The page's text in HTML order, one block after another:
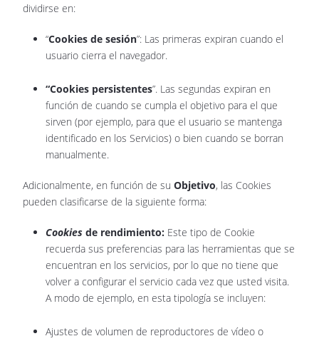
dividirse en:
“Cookies de sesión”: Las primeras expiran cuando el
usuario cierra el navegador.
“Cookies persistentes”. Las segundas expiran en
función de cuando se cumpla el objetivo para el que
sirven (por ejemplo, para que el usuario se mantenga
identificado en los Servicios) o bien cuando se borran
manualmente.
Adicionalmente, en función de su Objetivo, las Cookies
pueden clasificarse de la siguiente forma:
Cookies de rendimiento: Este tipo de Cookie
recuerda sus preferencias para las herramientas que se
encuentran en los servicios, por lo que no tiene que
volver a configurar el servicio cada vez que usted visita.
A modo de ejemplo, en esta tipología se incluyen:
Ajustes de volumen de reproductores de vídeo o